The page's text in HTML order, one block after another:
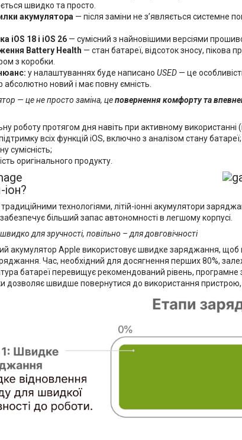
швидко та просто.
акумулятора — після заміни не зʼявляється системне
iOS 18 і iOS 26 — сумісний з найновішими версіями
Battery Health — стан батареї, відсоток зносу, пікова
з коробки.
у налаштуваннях буде написано USED — це
абсолютно новий і має повну ємність.
— це не просто заміна, цеповернення комфорту та
роботу протягом дня навіть при активному використанні
всіх функцій iOS, включно з аналізом стану батареї;
сумісність;
оригінального продукту.
іон?
традиційними технологіями, літій-іонні акумулятори
більший запас автономності в легшому корпусі.
для зручності, повільно – для довговічності
акумулятор Apple використовує швидке заряджання,
Час, необхідний для досягнення перших 80%,
батареї перевищує рекомендований рівень,
дозволяє швидше повернутися до використання